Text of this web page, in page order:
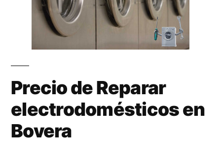
Precio de Reparar
electrodomésticos en
Bovera